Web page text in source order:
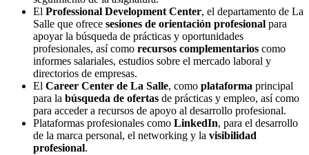
El Professional Development Center, el departamento de La
Salle que ofrece sesiones de orientación profesional para
apoyar la búsqueda de prácticas y oportunidades
profesionales, así como recursos complementarios como
informes salariales, estudios sobre el mercado laboral y
directorios de empresas.
El Career Center de La Salle, como plataforma principal
para la búsqueda de ofertas de prácticas y empleo, así como
para acceder a recursos de apoyo al desarrollo profesional.
Plataformas profesionales como LinkedIn, para el desarrollo
de la marca personal, el networking y la visibilidad
profesional.